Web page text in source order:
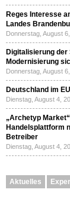
Reges Interesse
Landes
Donnerstag, August
Digitalisierung der
Modernisierung
Donnerstag, August
Deutschland im
Dienstag, August 4,
„Archetyp
Handelsplattform
Betreiber
Dienstag, August 4,
Aktuelles